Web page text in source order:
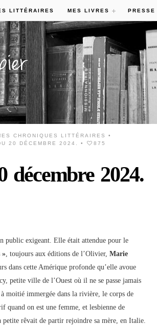
LITTÉRAIRES MES LIVRES PRESSE
CHRONIQUES LITTÉRAIRES
•
20 DÉCEMBRE 2024. • 875
décembre 2024.
public exigeant. Elle était attendue pour le
», toujours aux éditions de l’Olivier,Marie
dans cette Amérique profonde qu’elle avoue
petite ville de l’Ouest où il ne se passe jamais
moitié immergée dans la rivière, le corps de
quand on est une femme, et lesbienne de
petite rêvait de partir rejoindre sa mère, en Italie.